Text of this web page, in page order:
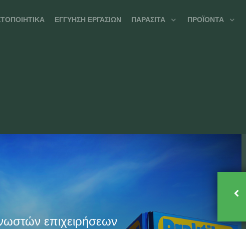
ΕΓΓΎΗΣΗ ΕΡΓΑΣΙΏΝ ΠΑΡΆΣΙΤΑ ΠΡΟΪΌΝΤΑ
επιχειρήσεων